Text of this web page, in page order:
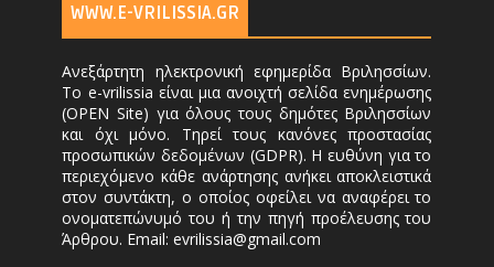
WWW.E-VRILISSIA.GR
Ανεξάρτητη ηλεκτρονική εφημερίδα Βριλησσίων.
Το e-vrilissia είναι μια ανοιχτή σελίδα ενημέρωσης
(OPEN Site) για όλους τους δημότες Βριλησσίων
και όχι μόνο. Τηρεί τους κανόνες προστασίας
προσωπικών δεδομένων (GDPR). Η ευθύνη για το
περιεχόμενο κάθε ανάρτησης ανήκει αποκλειστικά
στον συντάκτη, ο οποίος οφείλει να αναφέρει το
ονοματεπώνυμό του ή την πηγή προέλευσης του
Άρθρου. Email: evrilissia@gmail.com